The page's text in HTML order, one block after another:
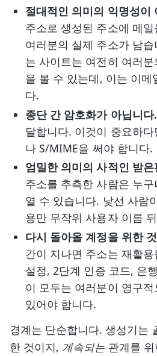
절대적인 의미의 익명성이
주소로 생성된 주소에 메
여러분의 실제 주소가 남
는 사이트는 여전히 여러
을 볼 수 있는데, 이는 이메
다.
종단 간 암호화가 아닙니다.
달합니다. 이것이 중요하
나 S/MIME을 써야 합니다.
엄밀한 의미의 사적인 받
주소를 추측한 사람은 누
열 수 있습니다. 낯선 사람
용만 무작위 사용자 이름
다시 돌아올 계정을 위한
간이 지나면 주소는 재활
설정, 2단계 인증 코드, 은
이 모두는 여러분이 영구
있어야 합니다.
경계는 단순합니다. 생성기는
한 것이지, 계속되는 관계를